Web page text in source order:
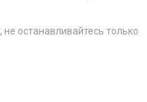
останавливайтесь только